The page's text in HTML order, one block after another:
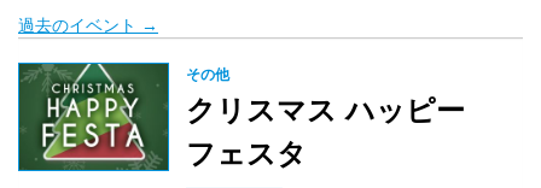
過去のイベント →
その他
クリスマス ハッピー
フェスタ